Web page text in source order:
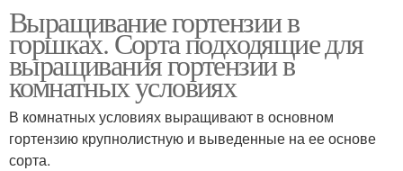
Выращивание гортензии в
горшках. Сорта подходящие для
выращивания гортензии в
комнатных условиях
В комнатных условиях выращивают в основном
гортензию крупнолистную и выведенные на ее основе
сорта.